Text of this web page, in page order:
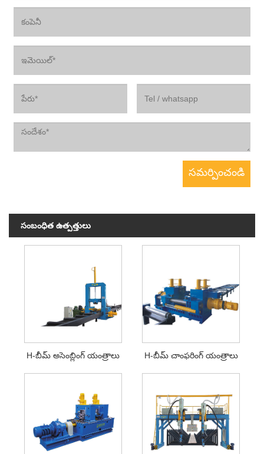
సంబంధిత ఉత్పత్తులు
H-బీమ్ అసెంబ్లింగ్ యంత్రాలు H-బీమ్ చాంఫరింగ్ యంత్రాలు